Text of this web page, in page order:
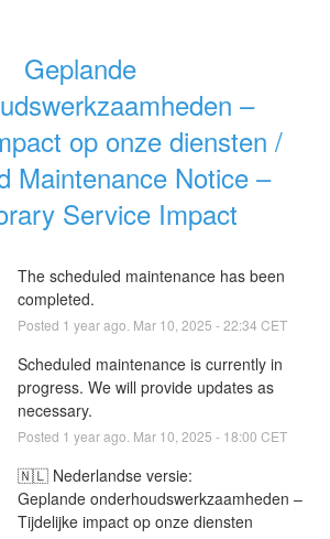
Geplande
–
op onze diensten /
Maintenance Notice –
Service Impact
The scheduled maintenance has been
completed.
Posted 1 year ago. Mar 10 2025 -22:34 CET
Scheduled maintenance is currently in
progress. We will provide updates as
necessary.
Posted 1 year ago. Mar 10 2025 - 18:00 CET
🇳🇱 Nederlandse versie:
Geplande onderhoudswerkzaamheden –
Tijdelijke impact op onze diensten